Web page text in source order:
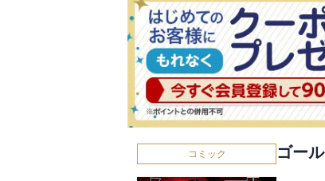
コミック ゴー